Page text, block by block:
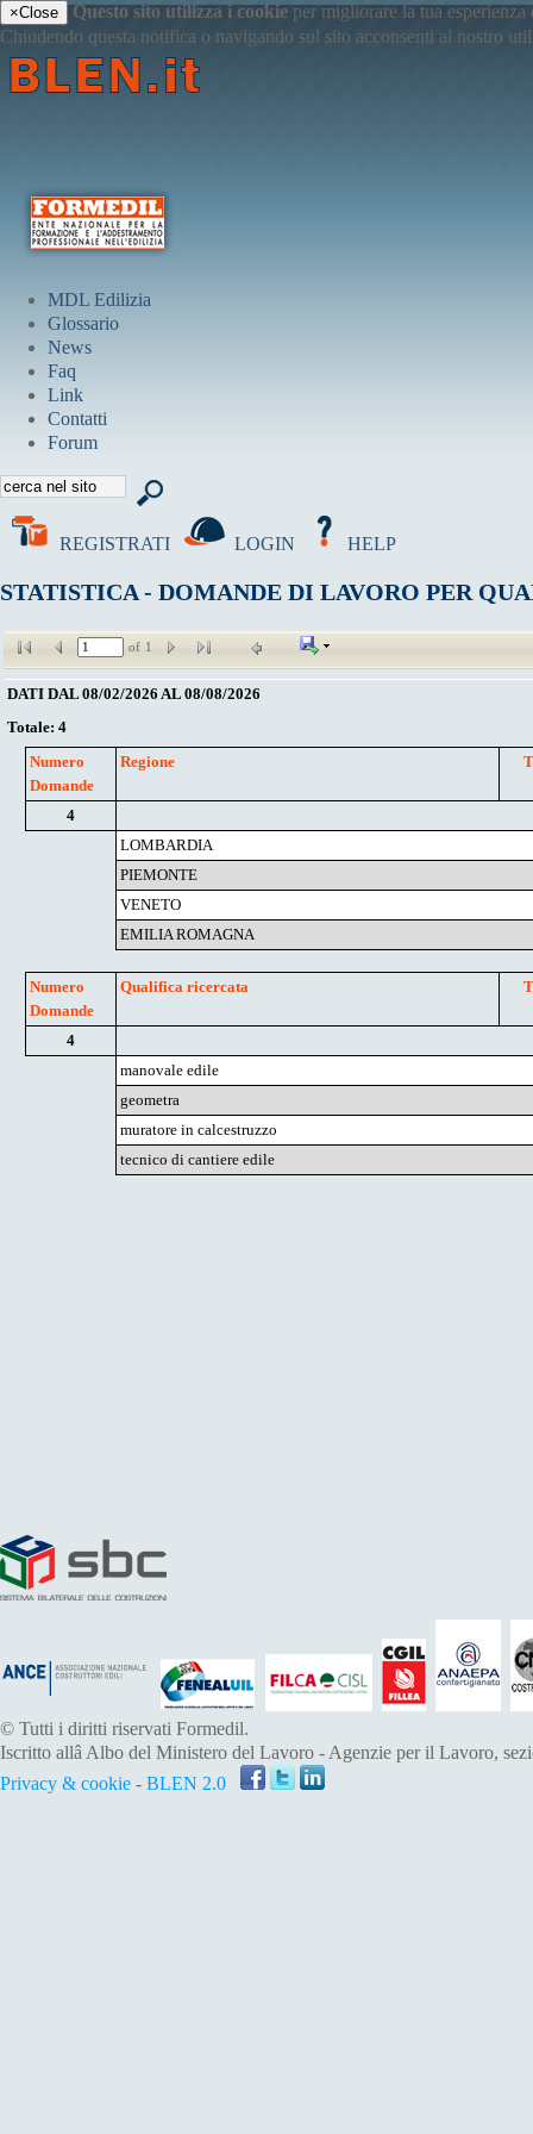
×Close Questo sito utilizza i cookieper migliorare la tua esperienza
Chiudendo questa notifica o navigando sul sito acconsenti al nostro
MDL Edilizia
Glossario
News
Faq
Link
Contatti
Forum
REGISTRATI LOGIN HELP
STATISTICA - DOMANDE DI LAVORO PER
of 1
DATI DAL 08/02/2026 AL 08/08/2026
Totale: 4
Numero
Domande
Regione
4
LOMBARDIA
PIEMONTE
VENETO
EMILIA ROMAGNA
Numero
Domande
Qualifica ricercata
4
manovale edile
geometra
muratore in calcestruzzo
tecnico di cantiere edile
© Tutti i diritti riservati Formedil.
Iscritto allâ Albo del Ministero del Lavoro - Agenzie per il Lavoro,
Privacy & cookie - BLEN 2.0